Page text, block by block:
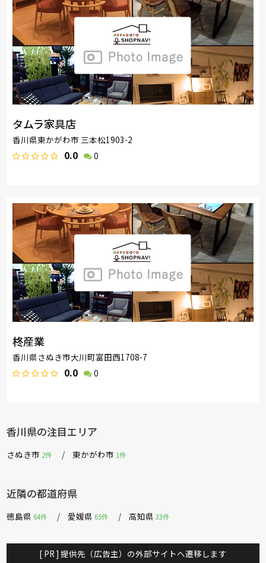
タムラ家具店
香川県東かがわ市 三本松1903-2
0.0 0
柊産業
香川県さぬき市大川町富田西1708-7
0.0 0
香川県の注目エリア
さぬき市 2件 東かがわ市 1件
近隣の都道府県
徳島県 64件 愛媛県 65件 高知県33件
[ PR ] 提供先（広告主）の外部サイトへ遷移します